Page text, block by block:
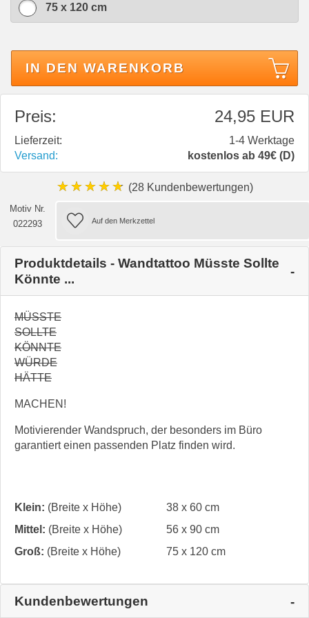
75 x 120 cm
IN DEN WARENKORB
Preis: 24,95 EUR
Lieferzeit:
1-4 Werktage
Versand:
kostenlos ab 49€ (D)
★★★★★ (28 Kundenbewertungen)
Motiv Nr.
022293
Produktdetails - Wandtattoo Müsste Sollte
Könnte ...
MÜSSTE
SOLLTE
KÖNNTE
WÜRDE
HÄTTE
MACHEN!
Motivierender Wandspruch, der besonders im Büro
garantiert einen passenden Platz finden wird.
Klein: (Breite x Höhe)
38 x 60 cm
Mittel: (Breite x Höhe)
56 x 90 cm
Groß: (Breite x Höhe) 75 x 120 cm
Kundenbewertungen